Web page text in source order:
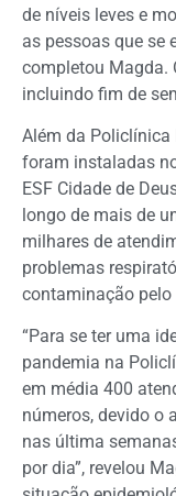
de níveis leves e
as pessoas que se
completou Magda.
incluindo fim de
Além da Policlínica
foram instaladas
ESF Cidade de
longo de mais de
milhares de
problemas
contaminação
“Para se ter uma
pandemia na
em média 400
números, devido o
nas última
por dia”, revelou